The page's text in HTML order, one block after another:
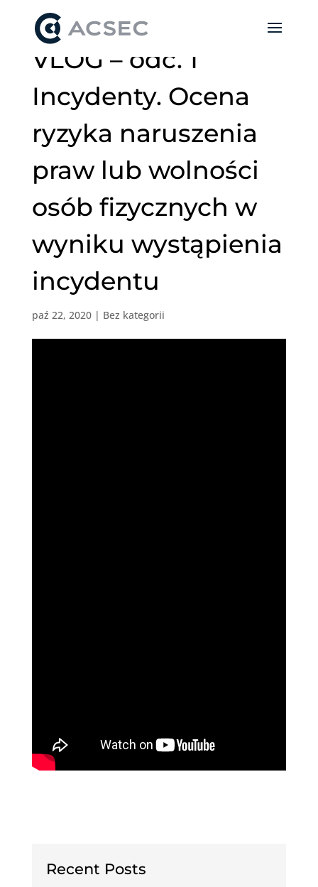
VLOG – odc. 1
Incydenty. Ocena
ryzyka naruszenia
praw lub wolności
osób fizycznych w
wyniku wystąpienia
incydentu
paź 22, 2020| Bez kategorii
Recent Posts